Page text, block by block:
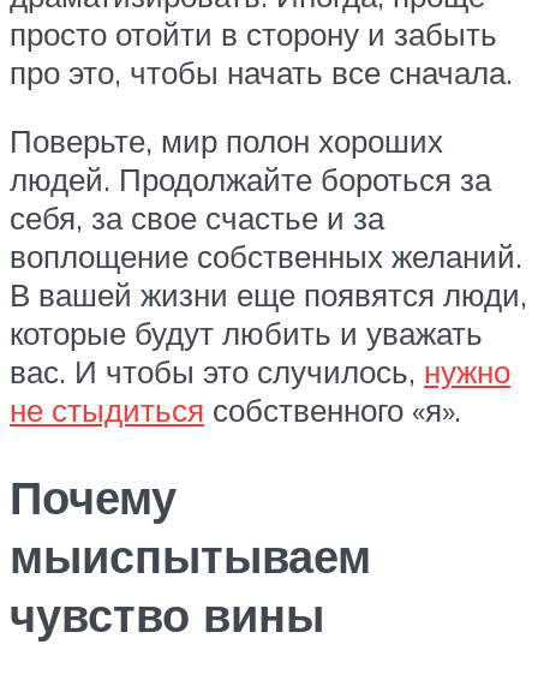
просто отойти в сторону и забыть
про это, чтобы начать все сначала.
Поверьте, мир полон хороших
людей. Продолжайте бороться за
себя, за свое счастье и за
воплощение собственных желаний.
В вашей жизни еще появятся люди,
которые будут любить и уважать
вас. И чтобы это случилось, нужно
не стыдиться собственного «я».
Почему
мыиспытываем
чувство вины